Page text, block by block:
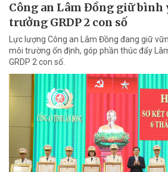
Công an Lâm Đồng giữ bình
trưởng GRDP 2 con số
Lực lượng Công an Lâm Đồng đang giữ
môi trường ổn định, góp phần thúc đẩy
GRDP 2 con số.